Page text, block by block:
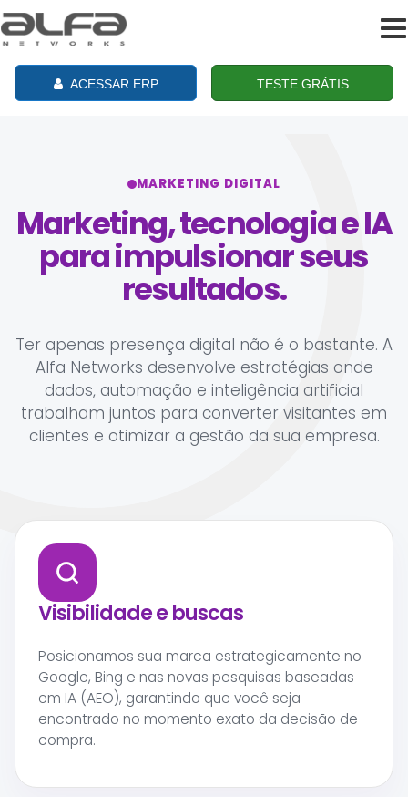
ACESSAR ERP TESTE GRÁTIS
MARKETING DIGITAL
Marketing, tecnologia e IA
para impulsionar seus
resultados.
Ter apenas presença digital não é o bastante. A
Alfa Networks desenvolve estratégias onde
dados, automação e inteligência artificial
trabalham juntos para converter visitantes em
clientes e otimizar a gestão da sua empresa.
Visibilidade e buscas
Posicionamos sua marca estrategicamente no
Google, Bing e nas novas pesquisas baseadas
em IA (AEO), garantindo que você seja
encontrado no momento exato da decisão de
compra.